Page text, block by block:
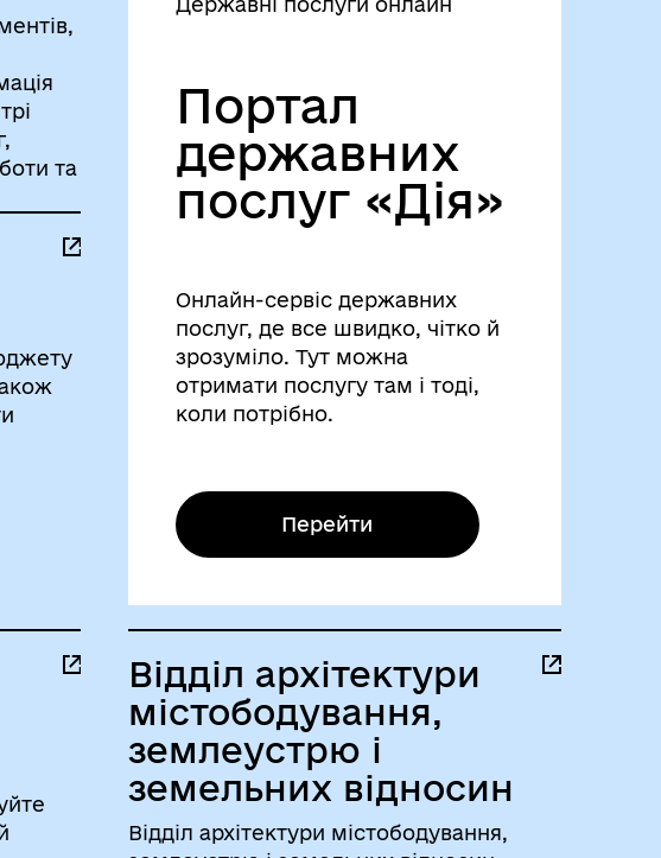
Портал
державних
послуг «Дія»
Онлайн-сервіс державних
послуг, де все швидко, чітко й
зрозуміло. Тут можна
отримати послугу там і тоді,
коли потрібно.
Перейти
та
Відділ архітектури
містободування,
землеустрю і
земельних відносин
Відділ архітектури містободування,